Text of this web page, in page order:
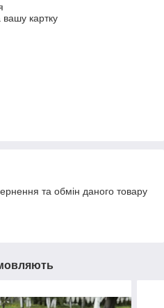
вашу картку
та обмін даного товару